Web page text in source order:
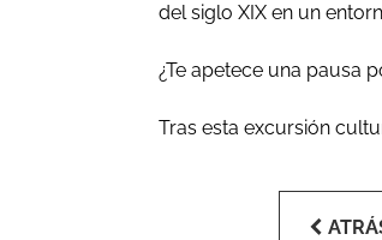
del siglo XIX en un
¿Te apetece una pausa
Tras esta excursión